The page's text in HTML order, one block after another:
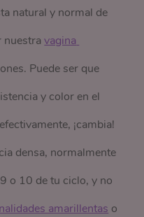
natural y normal de
nuestravagina
Puede ser que
y color en el
¡cambia!
densa, normalmente
o 10 de tu ciclo, y no
amarillentas o